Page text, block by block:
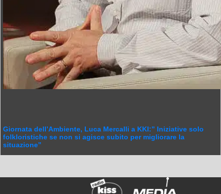
Giornata dell’Ambiente, Luca Mercalli a KKI:” Iniziative solo
folkloristiche se non si agisce subito per migliorare la
situazione”